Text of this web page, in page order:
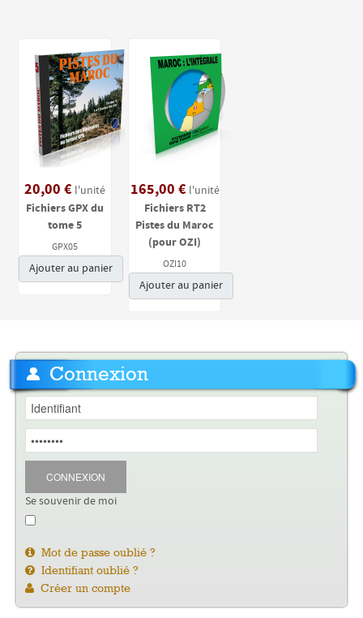
20,00 € l'unité
Fichiers GPX du
tome 5
GPX05
Ajouter au panier
165,00 € l'unité
Fichiers RT2
Pistes du Maroc
(pour OZI)
OZI10
Ajouter au panier
Connexion
CONNEXION
Se souvenir de moi
Mot de passe oublié ?
Identifiant oublié ?
Créer un compte